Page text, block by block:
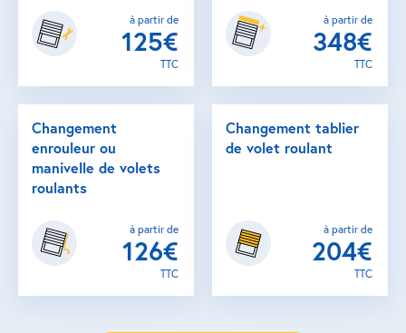
à partir de
125€
TTC
à partir de
348€
TTC
Changement
enrouleur ou
manivelle de volets
roulants
à partir de
126€
TTC
Changement tablier
de volet roulant
à partir de
204€
TTC